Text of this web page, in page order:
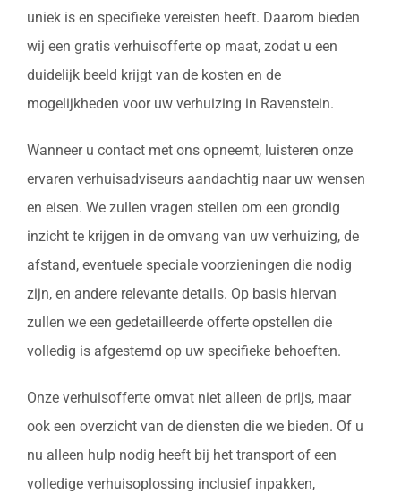
uniek is en specifieke vereisten heeft. Daarom bieden
wij een gratis verhuisofferte op maat, zodat u een
duidelijk beeld krijgt van de kosten en de
mogelijkheden voor uw verhuizing in Ravenstein.
Wanneer u contact met ons opneemt, luisteren onze
ervaren verhuisadviseurs aandachtig naar uw wensen
en eisen. We zullen vragen stellen om een grondig
inzicht te krijgen in de omvang van uw verhuizing, de
afstand, eventuele speciale voorzieningen die nodig
zijn, en andere relevante details. Op basis hiervan
zullen we een gedetailleerde offerte opstellen die
volledig is afgestemd op uw specifieke behoeften.
Onze verhuisofferte omvat niet alleen de prijs, maar
ook een overzicht van de diensten die we bieden. Of u
nu alleen hulp nodig heeft bij het transport of een
volledige verhuisoplossing inclusief inpakken,